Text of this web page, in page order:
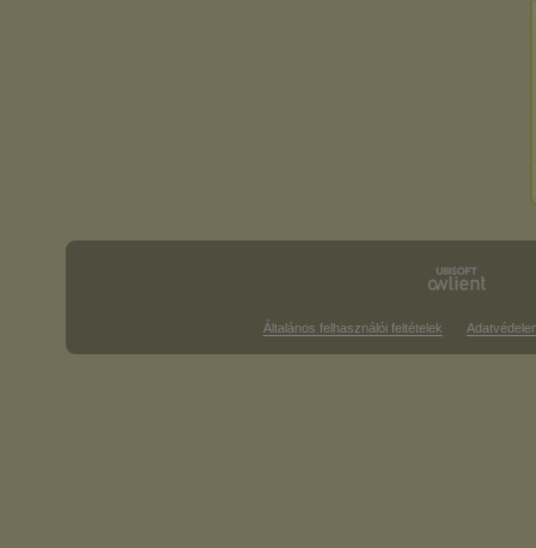
Általános felhasználói feltételek